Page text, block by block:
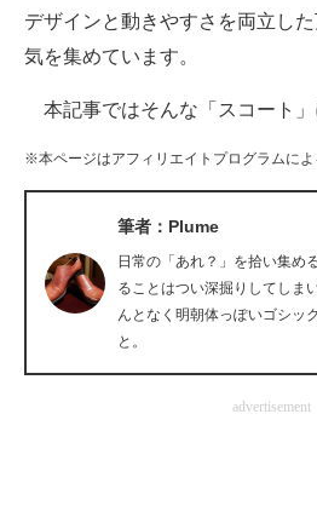
ITの今と未来を見通す
スマホと通信の最新トレンド
進化するPCとデバイスの未来
好きが集まる 比べて選べる
ビジネスと働き方のヒント
AI活用のいまが分かる
企業ITのトレンドを詳説
経営リーダーのコミュニティ
デザインと動きやすさを両立し
気を集めています。
本記事ではそんな「スコート」
※本ページはアフィリエイトプログラムに
筆者：Plume
日常の「あれ？」を拾い集め
ることはつい深掘りしてしま
んとなく明朝体っぽいゴシッ
と。
advertisement